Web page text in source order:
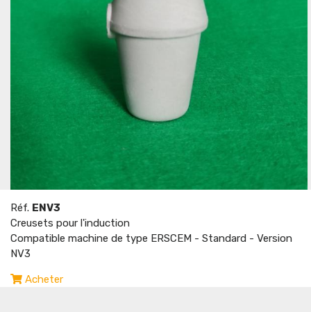
Réf. ENV3
Creusets pour l'induction
Compatible machine de type ERSCEM - Standard - Version
NV3
Acheter